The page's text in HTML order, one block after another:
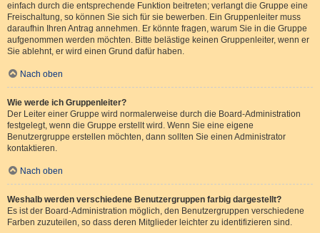
einfach durch die entsprechende Funktion beitreten; verlangt die Gruppe eine
Freischaltung, so können Sie sich für sie bewerben. Ein Gruppenleiter muss
daraufhin Ihren Antrag annehmen. Er könnte fragen, warum Sie in die Gruppe
aufgenommen werden möchten. Bitte belästige keinen Gruppenleiter, wenn er
Sie ablehnt, er wird einen Grund dafür haben.
Nach oben
Wie werde ich Gruppenleiter?
Der Leiter einer Gruppe wird normalerweise durch die Board-Administration
festgelegt, wenn die Gruppe erstellt wird. Wenn Sie eine eigene
Benutzergruppe erstellen möchten, dann sollten Sie einen Administrator
kontaktieren.
Nach oben
Weshalb werden verschiedene Benutzergruppen farbig dargestellt?
Es ist der Board-Administration möglich, den Benutzergruppen verschiedene
Farben zuzuteilen, so dass deren Mitglieder leichter zu identifizieren sind.